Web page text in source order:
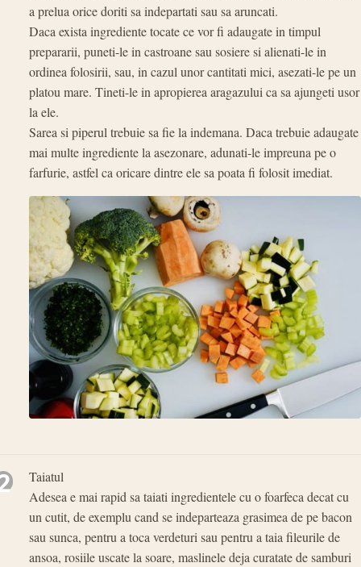
a prelua orice doriti sa indepartati sau sa aruncati.
Daca exista ingrediente tocate ce vor fi adaugate in timpul
prepararii, puneti-le in castroane sau sosiere si alienati-le in
ordinea folosirii, sau, in cazul unor cantitati mici, asezati-le pe un
platou mare. Tineti-le in apropierea aragazului ca sa ajungeti usor
la ele.
Sarea si piperul trebuie sa fie la indemana. Daca trebuie adaugate
mai multe ingrediente la asezonare, adunati-le impreuna pe o
farfurie, astfel ca oricare dintre ele sa poata fi folosit imediat.
Taiatul
Adesea e mai rapid sa taiati ingredientele cu o foarfeca decat cu
un cutit, de exemplu cand se indeparteaza grasimea de pe bacon
sau sunca, pentru a toca verdeturi sau pentru a taia fileurile de
ansoa, rosiile uscate la soare, maslinele deja curatate de samburi